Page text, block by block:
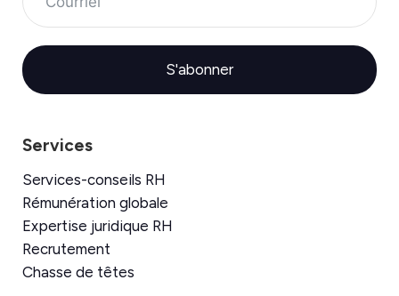
S'abonner
Services
Services-conseils RH
Rémunération globale
Expertise juridique RH
Recrutement
Chasse de têtes